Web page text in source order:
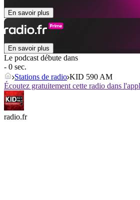
En savoir plus
En savoir plus
Le podcast débute dans
- 0 sec.
Stations de radio KID 590 AM
Écoutez gratuitement cette radio dans
radio.fr